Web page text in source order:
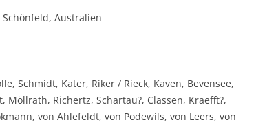
Australien
Schmidt, Kater, Riker / Rieck, Kaven, Bevensee,
Richertz, Schartau?, Classen, Kraefft?,
von Ahlefeldt, von Podewils, von Leers, von